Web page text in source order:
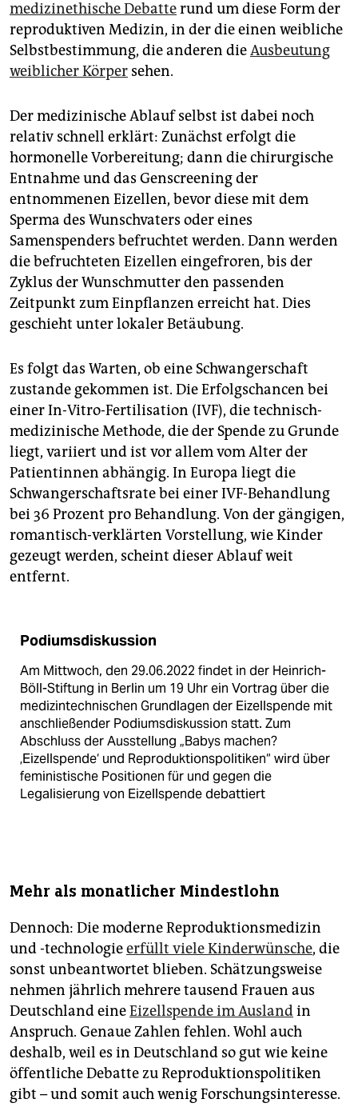
medizinethische Debatterund um diese Form der
reproduktiven Medizin, in der die einen weibliche
Selbstbestimmung, die anderen dieAusbeutung
weiblicher Körper sehen.
Der medizinische Ablauf selbst ist dabei noch
relativ schnell erklärt: Zunächst erfolgt die
hormonelle Vorbereitung; dann die chirurgische
Entnahme und das Genscreening der
entnommenen Eizellen, bevor diese mit dem
Sperma des Wunschvaters oder eines
Samenspenders befruchtet werden. Dann werden
die befruchteten Eizellen eingefroren, bis der
Zyklus der Wunschmutter den passenden
Zeitpunkt zum Einpflanzen erreicht hat. Dies
geschieht unter lokaler Betäubung.
Es folgt das Warten, ob eine Schwangerschaft
zustande gekommen ist. Die Erfolgschancen bei
einer In-Vitro-Fertilisation (IVF), die technisch-
medizinische Methode, die der Spende zu Grunde
liegt, variiert und ist vor allem vom Alter der
Patientinnen abhängig. In Europa liegt die
Schwangerschaftsrate bei einer IVF-Behandlung
bei 36 Prozent pro Behandlung. Von der gängigen,
romantisch-verklärten Vorstellung, wie Kinder
gezeugt werden, scheint dieser Ablauf weit
entfernt.
Podiumsdiskussion
Am Mittwoch, den 29.06.2022 findet in der Heinrich-
Böll-Stiftung in Berlin um 19 Uhr ein Vortrag über die
medizintechnischen Grundlagen der Eizellspende mit
anschließender Podiumsdiskussion statt. Zum
Abschluss der Ausstellung „Babys machen?
‚Eizellspende‘ und Reproduktionspolitiken“ wird über
feministische Positionen für und gegen die
Legalisierung von Eizellspende debattiert
Mehr als monatlicher Mindestlohn
Dennoch: Die moderne Reproduktionsmedizin
und -technologieerfüllt viele Kinderwünsche, die
sonst unbeantwortet blieben. Schätzungsweise
nehmen jährlich mehrere tausend Frauen aus
Deutschland eineEizellspende im Auslandin
Anspruch. Genaue Zahlen fehlen. Wohl auch
deshalb, weil es in Deutschland so gut wie keine
öffentliche Debatte zu Reproduktionspolitiken
gibt – und somit auch wenig Forschungsinteresse.